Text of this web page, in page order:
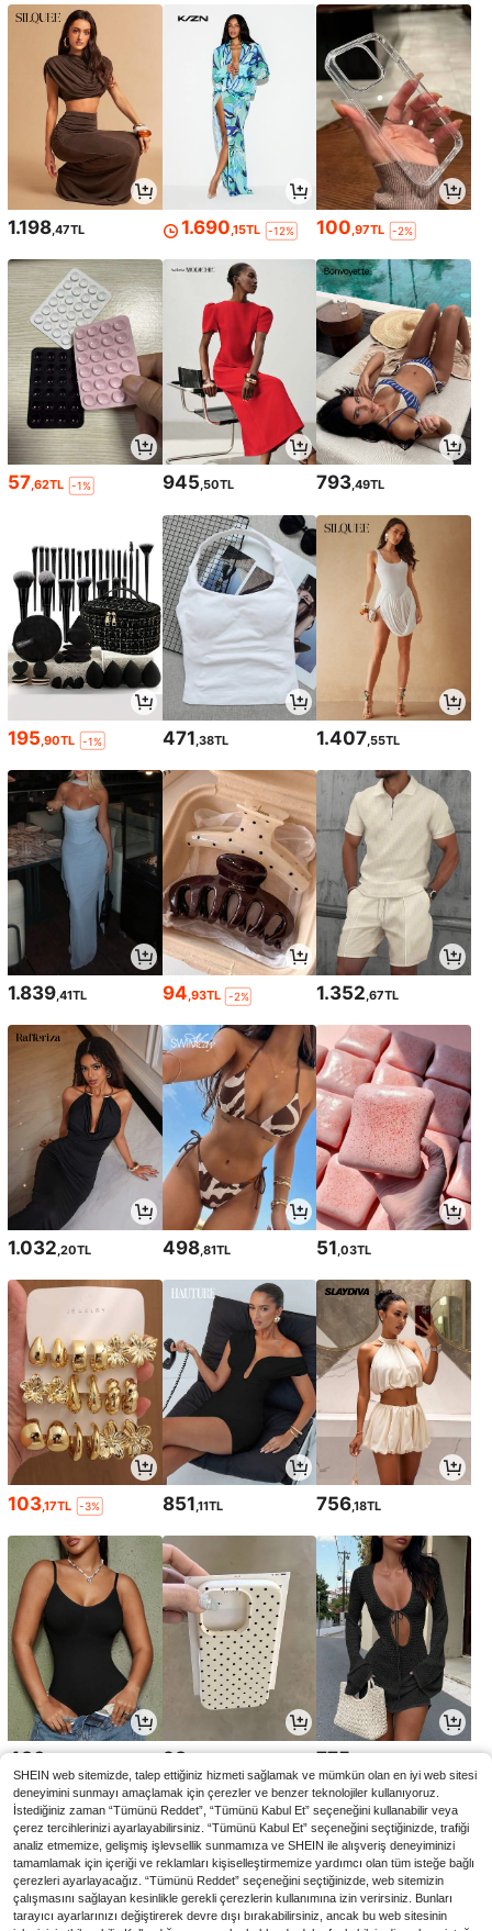
1.198,47TL 1.690,15TL -12% 100,97TL -2%
57,62TL -1% 945,50TL 793,49TL
195 ,90TL -1% 471 ,38TL 1.407 ,55TL
1.839,41TL 94,93TL -2% 1.352,67TL
1.032,20TL 498,81TL 51,03TL
103,17TL -3% 851 ,11TL 756,18TL
430 98 775
SHEIN web sitemizde, talep ettiğiniz hizmeti sağlamak ve mümkün olan en iyi web sitesi
deneyimini sunmayı amaçlamak için çerezler ve benzer teknolojiler kullanıyoruz.
İstediğiniz zaman “Tümünü Reddet”, “Tümünü Kabul Et” seçeneğini kullanabilir veya
çerez tercihlerinizi ayarlayabilirsiniz. “Tümünü Kabul Et” seçeneğini seçtiğinizde, trafiği
analiz etmemize, gelişmiş işlevsellik sunmamıza ve SHEIN ile alışveriş deneyiminizi
tamamlamak için içeriği ve reklamları kişiselleştirmemize yardımcı olan tüm isteğe bağlı
çerezleri ayarlayacağız. “Tümünü Reddet” seçeneğini seçtiğinizde, web sitemizin
çalışmasını sağlayan kesinlikle gerekli çerezlerin kullanımına izin verirsiniz. Bunları
tarayıcı ayarlarınızı değiştirerek devre dışı bırakabilirsiniz, ancak bu web sitesinin